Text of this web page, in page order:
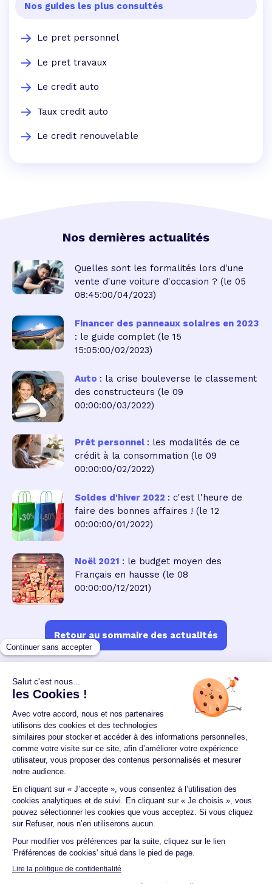
Nos guides les plus consultés
Le pret personnel
Le pret travaux
Le credit auto
Taux credit auto
Le credit renouvelable
Nos dernières actualités
Quelles sont les formalités lors d'une
vente d'une voiture d'occasion ? (le 05
08:45:00/04/2023)
Financer des panneaux solaires en 2023
: le guide complet (le 15
15:05:00/02/2023)
Auto : la crise bouleverse le classement
des constructeurs (le 09
00:00:00/03/2022)
Prêt personnel : les modalités de ce
crédit à la consommation (le 09
00:00:00/02/2022)
Soldes d'hiver 2022 : c'est l'heure de
faire des bonnes affaires ! (le 12
00:00:00/01/2022)
Noël 2021 : le budget moyen des
Français en hausse (le 08
00:00:00/12/2021)
Retour au sommaire des actualités
Un crédit vous engage et doit être remboursé.
Vérifiez vos capacités de remboursement avant de
vous engager.
Aucun versement, de quelque nature que ce soit, ne
peut être exigé d'un particulier avant l'obtention
d'un ou plusieurs prêts d'argent.
© 2026 Guide du crédit •Plan du site• Mentions
Accessibilité Contact